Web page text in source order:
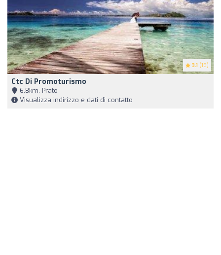
3.1 (16)
Ctc Di Promoturismo
6,8km, Prato
Visualizza indirizzo e dati di contatto